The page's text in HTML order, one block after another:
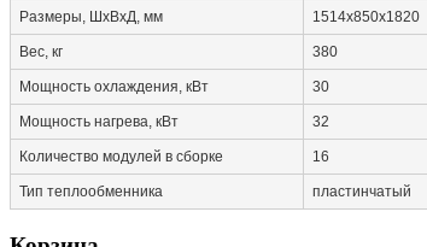
Размеры, ШxВxД, мм 1514x850x1820
Вес, кг 380
Мощность охлаждения, кВт 30
Мощность нагрева, кВт 32
Количество модулей в сборке 16
Тип теплообменника пластинчатый